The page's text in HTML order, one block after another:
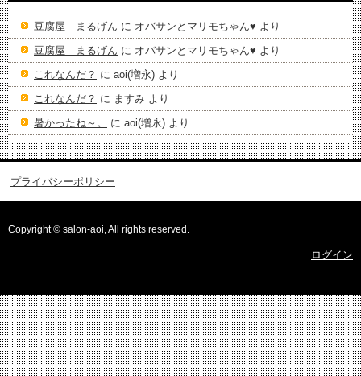
豆腐屋 まるげん に オバサンとマリモちゃん♥️ より
豆腐屋 まるげん に オバサンとマリモちゃん♥️ より
これなんだ？ に aoi(増永) より
これなんだ？ に ますみ より
暑かったね～。
に aoi(増永) より
プライバシーポリシー
Copyright © salon-aoi, All rights reserved.
ログイン